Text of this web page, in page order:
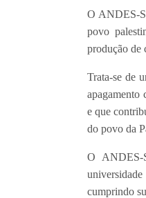
O ANDES-
povo
produção de
Trata-se de
apagamento
e que
do povo da
O ANDES-
cumprindo